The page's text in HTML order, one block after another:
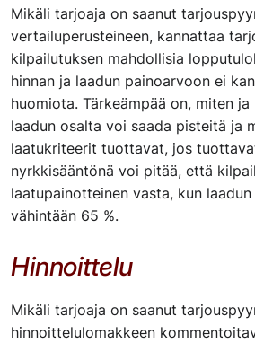
Mikäli tarjoaja on saanut
vertailuperusteineen, kannattaa
kilpailutuksen mahdollisia
hinnan ja laadun painoarvoon ei
huomiota. Tärkeämpää on, miten
laadun osalta voi saada pisteitä ja
laatukriteerit tuottavat, jos
nyrkkisääntönä voi pitää, että
laatupainotteinen vasta, kun
vähintään 65 %.
Hinnoittelu
Mikäli tarjoaja on saanut
hinnoittelulomakkeen